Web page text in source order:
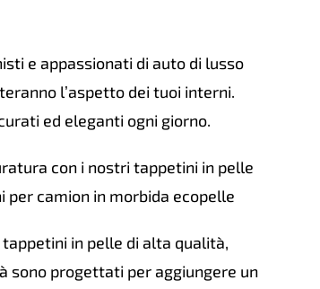
e appassionati di auto di lusso
l’aspetto dei tuoi interni.
ed eleganti ogni giorno.
con i nostri tappetini in pelle
camion in morbida ecopelle
in pelle di alta qualità,
sono progettati per aggiungere un